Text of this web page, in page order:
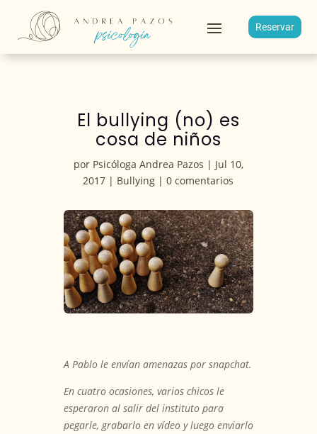
Reservar
El bullying (no) es
cosa de niños
por Psicóloga Andrea Pazos | Jul 10,
2017 | Bullying |0 comentarios
A Pablo le envían amenazas por snapchat.
En cuatro ocasiones, varios chicos le
esperaron al salir del instituto para
pegarle, grabarlo en vídeo y luego enviarlo